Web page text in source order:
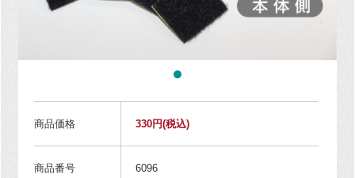
商品価格 330円(税込)
商品番号 6096